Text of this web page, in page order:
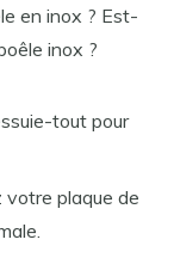
en inox ? Est-
inox ?
tout pour
plaque de